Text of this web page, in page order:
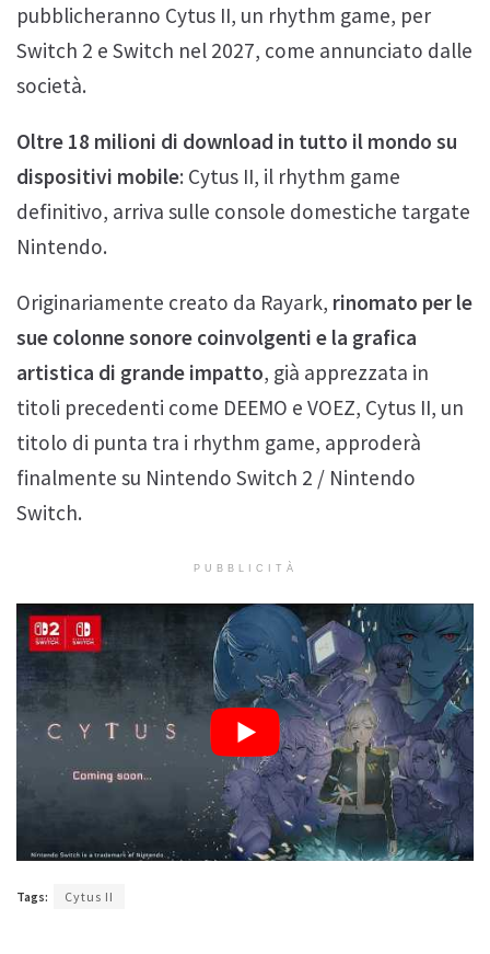
pubblicheranno Cytus II, un rhythm game, per
Switch 2 e Switch nel 2027, come annunciato dalle
società.
Oltre 18 milioni di download in tutto il mondo su
dispositivi mobile: Cytus II, il rhythm game
definitivo, arriva sulle console domestiche targate
Nintendo.
Originariamente creato da Rayark, rinomato per le
sue colonne sonore coinvolgenti e la grafica
artistica di grande impatto, già apprezzata in
titoli precedenti come DEEMO e VOEZ, Cytus II, un
titolo di punta tra i rhythm game, approderà
finalmente su Nintendo Switch 2 / Nintendo
Switch.
PUBBLICITÀ
Tags: Cytus II